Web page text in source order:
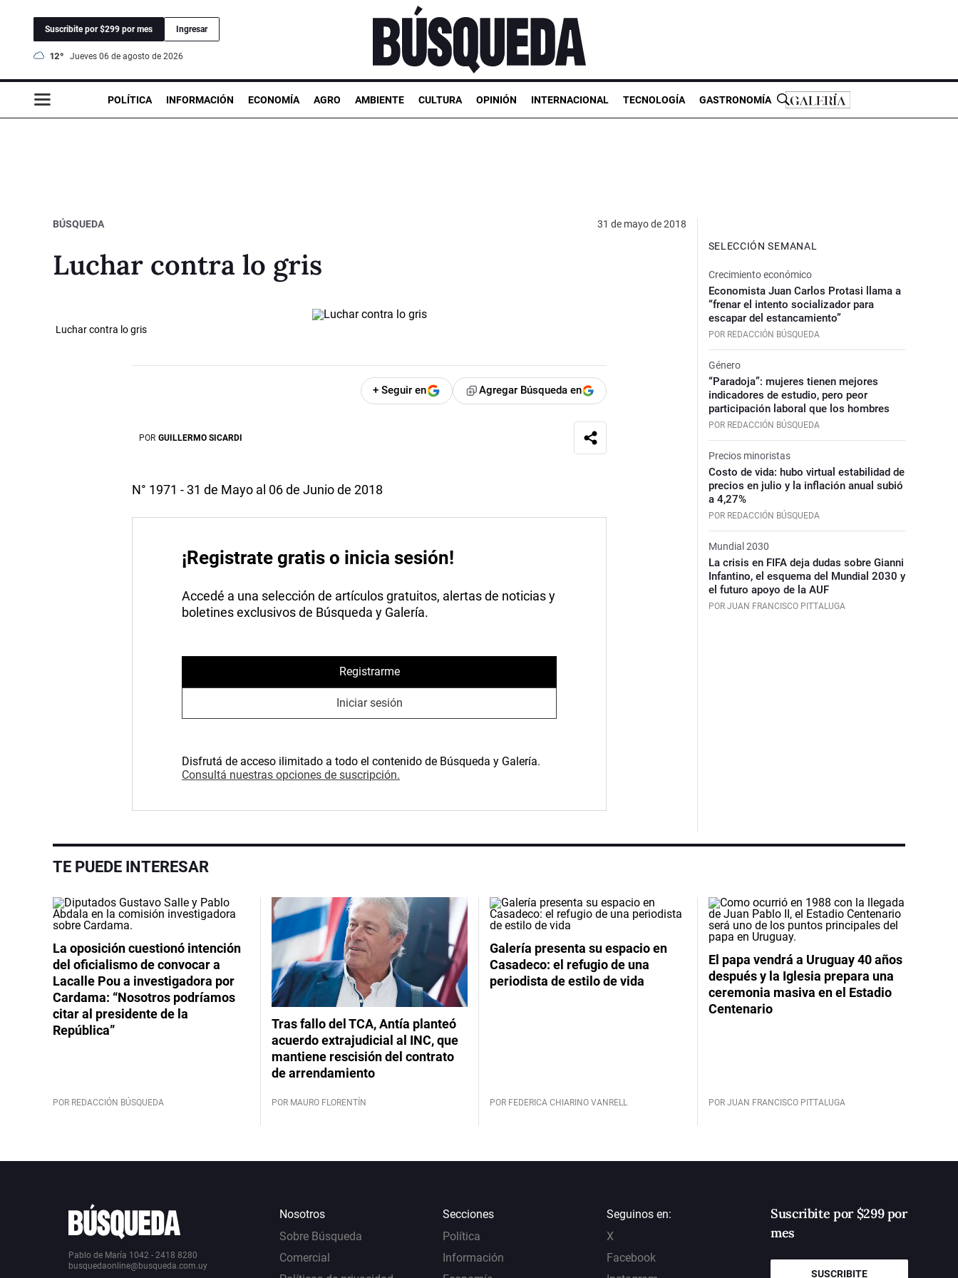
Suscribite por $299 por mes Ingresar
12° jueves 06 de agosto de 2026
POLÍTICA INFORMACIÓN ECONOMÍA AGRO AMBIENTE CULTURA OPINIÓN INTERNACIONAL TECNOLOGÍA GASTRONOMÍA
BÚSQUEDA 31 de mayo de 2018
Luchar contra lo gris
Luchar contra lo gris
+ Seguir en Agregar Búsqueda en
POR GUILLERMO SICARDI
N° 1971 - 31 de Mayo al 06 de Junio de 2018
¡Registrate gratis o inicia sesión!
Accedé a una selección de artículos gratuitos, alertas de noticias y
boletines exclusivos de Búsqueda y Galería.
Registrarme
Iniciar sesión
Disfrutá de acceso ilimitado a todo el contenido de Búsqueda y Galería.
Consultá nuestras opciones de suscripción.
SELECCIÓN SEMANAL
Crecimiento económico
Economista Juan Carlos Protasi llama a
“frenar el intento socializador para
escapar del estancamiento”
POR REDACCIÓN BÚSQUEDA
Género
“Paradoja”: mujeres tienen mejores
indicadores de estudio, pero peor
participación laboral que los hombres
POR REDACCIÓN BÚSQUEDA
Precios minoristas
Costo de vida: hubo virtual estabilidad de
precios en julio y la inflación anual subió
a 4,27%
POR REDACCIÓN BÚSQUEDA
Mundial 2030
La crisis en FIFA deja dudas sobre Gianni
Infantino, el esquema del Mundial 2030 y
el futuro apoyo de la AUF
POR JUAN FRANCISCO PITTALUGA
TE PUEDE INTERESAR
La oposición cuestionó intención
del oficialismo de convocar a
Lacalle Pou a investigadora por
Cardama: “Nosotros podríamos
citar al presidente de la
República”
POR REDACCIÓN BÚSQUEDA
Tras fallo del TCA, Antía planteó
acuerdo extrajudicial al INC, que
mantiene rescisión del contrato
de arrendamiento
POR MAURO FLORENTÍN
Galería presenta su espacio en
Casadeco: el refugio de una
periodista de estilo de vida
POR FEDERICA CHIARINO VANRELL
El papa vendrá a Uruguay 40 años
después y la Iglesia prepara una
ceremonia masiva en el Estadio
Centenario
POR JUAN FRANCISCO PITTALUGA
Pablo de María 1042 - 2418 8280
busquedaonline@busqueda.com.uy
Nosotros
Sobre Búsqueda
Comercial
Secciones
Política
Información
Seguinos en:
X
Facebook
Suscribite por $299 por
mes
SUSCRIBITE